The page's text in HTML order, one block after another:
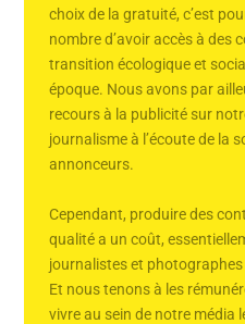
choix de la gratuité, c’est
nombre d’avoir accès à des
transition écologique et
époque. Nous avons par
recours à la publicité sur
journalisme à l’écoute de la
annonceurs.
Cependant, produire des
qualité a un coût,
journalistes et
Et nous tenons à les
vivre au sein de notre média